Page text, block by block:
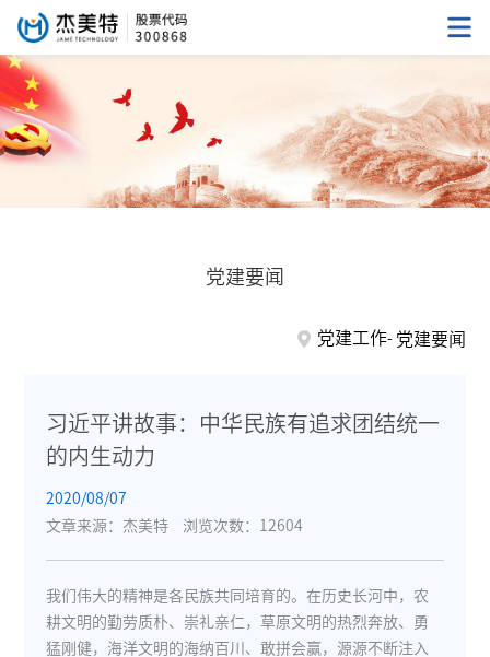
党建要闻
党建工作 党建要闻
习近平讲故事：中华民族有追求团结统一
的内生动力
2020/08/07
文章来源：杰美特
浏览次数：12604
我们伟大的精神是各民族共同培育的。在历史长河中，农
耕文明的勤劳质朴、崇礼亲仁，草原文明的热烈奔放、勇
猛刚健，海洋文明的海纳百川、敢拼会赢，源源不断注入